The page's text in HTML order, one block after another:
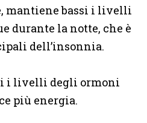
mantiene bassi i livelli
durante la notte, che è
dell’insonnia.
i livelli degli ormoni
più energia.